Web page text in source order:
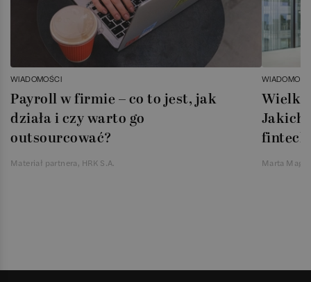
WIADOMOŚCI
Payroll w firmie – co to jest, jak
działa i czy warto go
outsourcować?
Materiał partnera, HRK S.A.
Jakich
Marta